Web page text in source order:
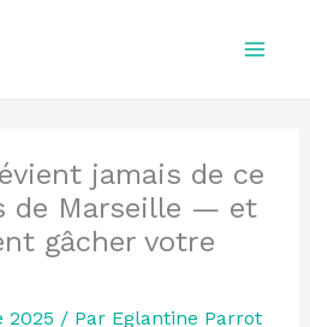
jamais de ce
de Marseille — et
gâcher votre
2025 / Par Eglantine Parrot